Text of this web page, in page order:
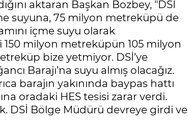
aktaran Başkan Bozbey, "DSİ
suyuna, 75 milyon metreküpü de
içme suyu olarak
milyon metreküpün 105 milyon
bize yetmiyor. DSİ’ye
Barajı’na suyu almış olacağız.
barajın yakınında baypas hattı
oradaki HES tesisi zarar verdi.
DSİ Bölge Müdürü devreye girdi ve